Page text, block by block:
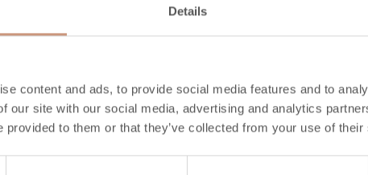
Details
content and ads, to provide social media features and to
our site with our social media, advertising and analytics
provided to them or that they’ve collected from your use of
60